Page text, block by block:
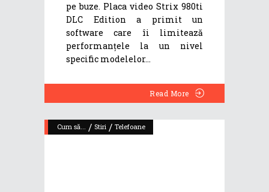
pe buze. Placa video Strix 980ti
DLC Edition a primit un
software care îi limitează
performanțele la un nivel
specific modelelor
Read More
Cum să... / Stiri / Telefoane